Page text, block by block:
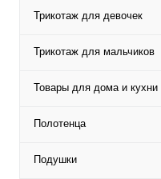
Трикотаж для девочек
Трикотаж для мальчиков
Товары для дома и кухни
Полотенца
Подушки